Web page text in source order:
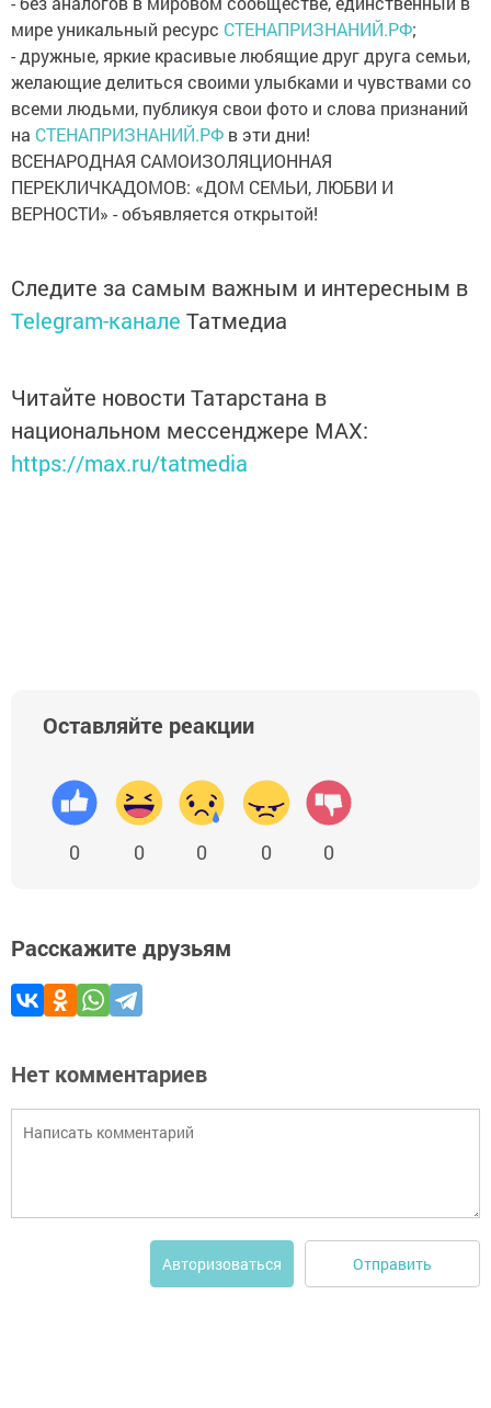
мире уникальный ресурс СТЕНАПРИЗНАНИЙ.РФ;
- дружные, яркие красивые любящие друг друга семьи,
желающие делиться своими улыбками и чувствами со
всеми людьми, публикуя свои фото и слова признаний
на СТЕНАПРИЗНАНИЙ.РФ в эти дни!
ВСЕНАРОДНАЯ САМОИЗОЛЯЦИОННАЯ
ПЕРЕКЛИЧКАДОМОВ: «ДОМ СЕМЬИ, ЛЮБВИ И
ВЕРНОСТИ» - объявляется открытой!
Следите за самым важным и интересным в
Telegram-канале Татмедиа
Читайте новости Татарстана в
национальном мессенджере MАХ:
https://max.ru/tatmedia
Оставляйте реакции
0 0 0 0 0
Расскажите друзьям
Нет комментариев
Авторизоваться Отправить